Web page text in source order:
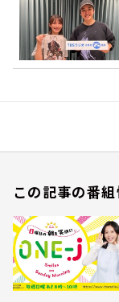
この記事の番